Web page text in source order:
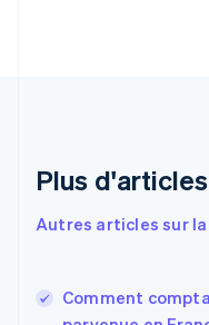
Plus d'articles
Autres articles sur
Comment
Estonie
États-Unis
EnglishSvenska
France